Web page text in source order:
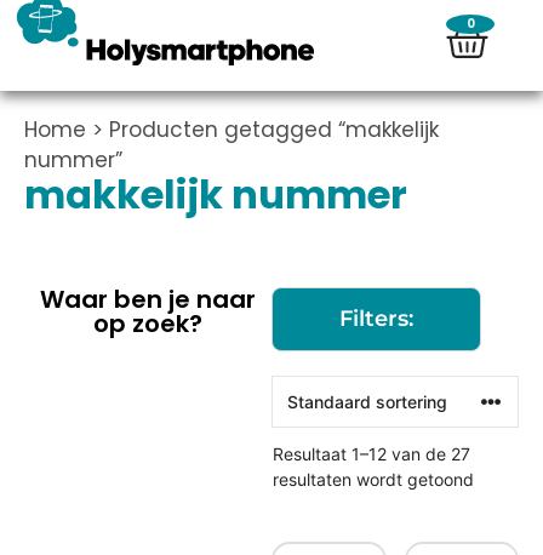
0
Home > Producten getagged “makkelijk
nummer”
makkelijk nummer
Waar ben je naar
op zoek? Filters:
Resultaat 1–12 van de 27
resultaten wordt getoond